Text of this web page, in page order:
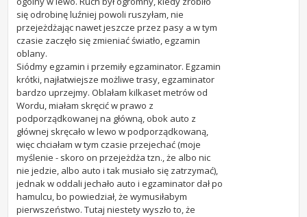
się odrobinę luźniej powoli ruszyłam, nie
przejeżdżając nawet jeszcze przez pasy a w tym
czasie zaczęło się zmieniać światło, egzamin
oblany.
Siódmy egzamin i przemiły egzaminator. Egzamin
krótki, najłatwiejsze możliwe trasy, egzaminator
bardzo uprzejmy. Oblałam kilkaset metrów od
Wordu, miałam skręcić w prawo z
podporządkowanej na główną, obok auto z
głównej skręcało w lewo w podporządkowaną,
więc chciałam w tym czasie przejechać (moje
myślenie - skoro on przejeżdża tzn., że albo nic
nie jedzie, albo auto i tak musiało się zatrzymać),
jednak w oddali jechało auto i egzaminator dał po
hamulcu, bo powiedział, że wymusiłabym
pierwszeństwo. Tutaj niestety wyszło to, że